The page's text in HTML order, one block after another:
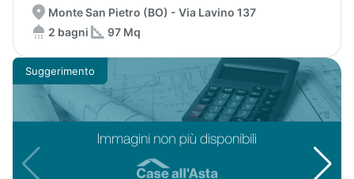
Monte San Pietro (BO) - Via Lavino 137
2 bagni
97 Mq
Suggerimento